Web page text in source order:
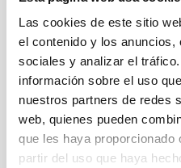
Las cookies de este sitio
el contenido y los anuncios,
sociales y analizar el
información sobre el uso
nuestros partners de redes
web, quienes pueden
que les haya proporcionado
partir del uso que haya